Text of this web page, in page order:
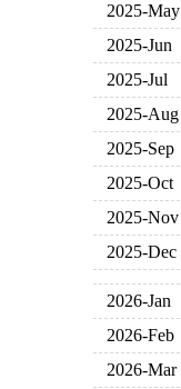
2025-May
2025-Jun
2025-Jul
2025-Aug
2025-Sep
2025-Oct
2025-Nov
2025-Dec
2026-Jan
2026-Feb
2026-Mar